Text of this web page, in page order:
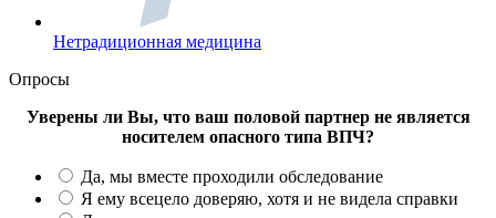
Нетрадиционная медицина
Опросы
Уверены ли Вы, что ваш половой партнер не является
носителем опасного типа ВПЧ?
Да, мы вместе проходили обследование
Я ему всецело доверяю, хотя и не видела справки